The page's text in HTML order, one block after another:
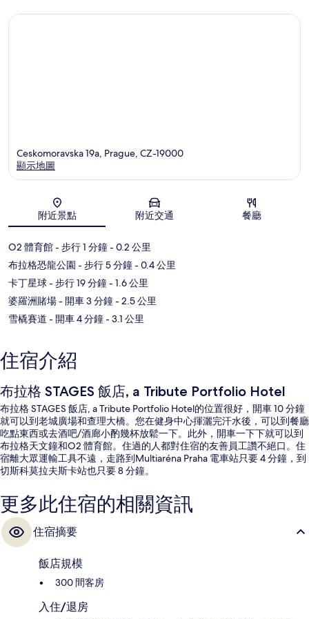
地圖
Ceskomoravska 19a, Prague, CZ-19000
顯示地圖
附近景點 附近交通 餐廳
O2 體育館- 步行 1 分鐘- 0.2 公里
布拉格恐龍公園 - 步行 5 分鐘- 0.4 公里
卡丁星球- 步行 19 分鐘- 1.6 公里
婆羅洲賭場- 開車 3 分鐘- 2.5 公里
雪橇賽道 - 開車 4 分鐘- 3.1 公里
住宿介紹
布拉格 STAGES 飯店, a Tribute Portfolio Hotel
布拉格 STAGES 飯店, a Tribute Portfolio Hotel的位置很好，開車 10 分鐘
就可以到老城廣場和查理大橋。您在健身中心揮灑完汗水後，可以到餐廳
吃點東西或去酒吧/酒廊小酌幾杯放鬆一下。此外，開車一下下就可以到
布拉格天文鐘和O2 體育館。住過的人都對住宿的友善員工讚不絕口。住
宿離大眾運輸工具不遠，走路到Multiaréna Praha 電車站只要 4 分鐘，到
切斯科莫拉夫斯卡站也只要 8 分鐘。
更多此住宿的相關資訊
住宿摘要
飯店規模
300 間客房
入住/退房